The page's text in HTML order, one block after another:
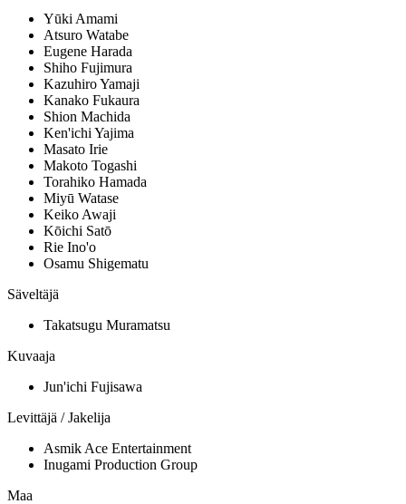
Yūki Amami
Atsuro Watabe
Eugene Harada
Shiho Fujimura
Kazuhiro Yamaji
Kanako Fukaura
Shion Machida
Ken'ichi Yajima
Masato Irie
Makoto Togashi
Torahiko Hamada
Miyū Watase
Keiko Awaji
Kōichi Satō
Rie Ino'o
Osamu Shigematu
Säveltäjä
Takatsugu Muramatsu
Kuvaaja
Jun'ichi Fujisawa
Levittäjä / Jakelija
Asmik Ace Entertainment
Inugami Production Group
Maa